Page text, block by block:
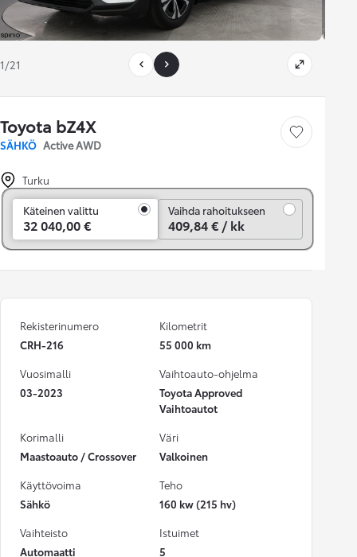
1/21
Toyota bZ4X
SÄHKÖ Active AWD
Tallenna auto
Turku
Käteinen valittu
32 040,00 €
Vaihda rahoitukseen
409,84 € / kk
Rekisterinumero
CRH-216
Kilometrit
55 000 km
Vuosimalli
03-2023
Vaihtoauto-ohjelma
Toyota Approved
Vaihtoautot
Korimalli
Maastoauto / Crossover
Väri
Valkoinen
Käyttövoima
Sähkö
Teho
160 kw (215 hv)
Vaihteisto
Automaatti
Istuimet
5